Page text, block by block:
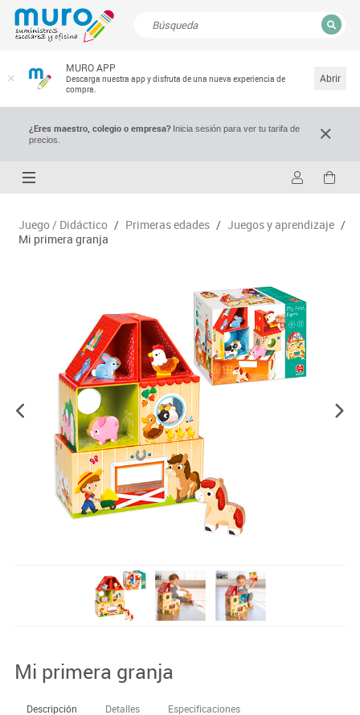
MURO APP
Descarga nuestra app y disfruta de una nueva experiencia de
compra.
Abrir
¿Eres maestro, colegio o empresa?Inicia sesión para ver tu tarifa de
precios.
Juego / Didáctico / Primeras edades / Juegos y aprendizaje /
Mi primera granja
Mi primera granja
Descripción Detalles Especificaciones